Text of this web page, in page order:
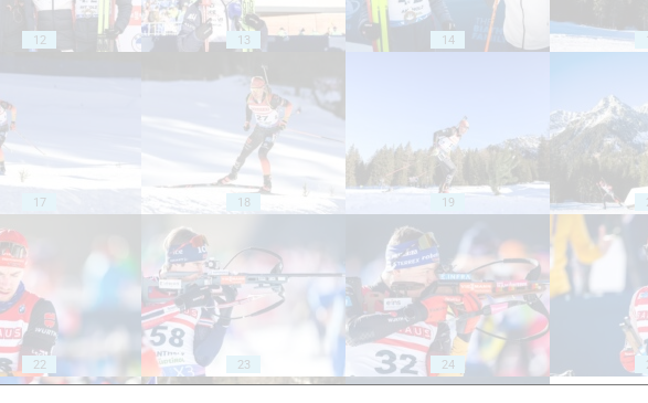
12 13 14
17 18 19
22 23 24